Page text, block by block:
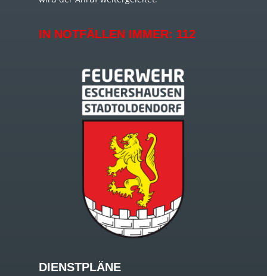
IN NOTFÄLLEN IMMER: 112
DIENSTPLÄNE